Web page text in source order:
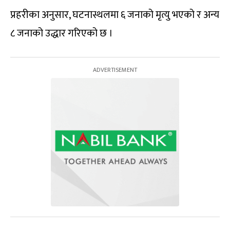
प्रहरीका अनुसार, घटनास्थलमा ६ जनाको मृत्यु भएको र अन्य
८ जनाको उद्धार गरिएको छ ।